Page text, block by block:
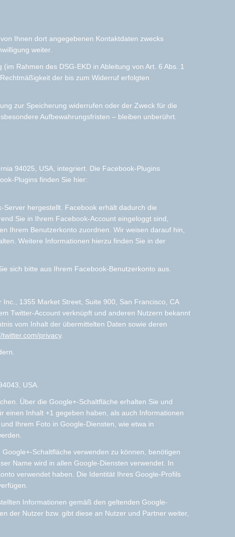
Ihnen dort angegebenen Kontaktdaten zwecks
weiter.
Rahmen des DSG-EKD in Ableitung von Art. 6 Abs. 1
der bis zum Widerruf erfolgten
zur Speicherung widerrufen oder der Zweck für die
Aufbewahrungsfristen – bleiben unberührt.
94025, USA, integriert. Die Facebook-Plugins
Plugins finden Sie hier:
hergestellt. Facebook erhält dadurch die
Sie in Ihrem Facebook-Account eingeloggt sind,
Ihrem Benutzerkonto zuordnen. Wir weisen darauf hin,
Weitere Informationen hierzu finden Sie in der
sich bitte aus Ihrem Facebook-Benutzerkonto aus.
1355 Market Street, Suite 900, San Francisco, CA
Twitter-Account verknüpft und anderen Nutzern bekannt
vom Inhalt der übermittelten Daten sowie deren
twitter.com/privacy.
USA.
Über die Google+-Schaltfläche erhalten Sie und
einen Inhalt +1 gegeben haben, als auch Informationen
Ihrem Foto in Google-Diensten, wie etwa in
Schaltfläche verwenden zu können, benötigen
Name wird in allen Google-Diensten verwendet. In
verwendet haben. Die Identität Ihres Google-Profils
Informationen gemäß den geltenden Google-
der Nutzer bzw. gibt diese an Nutzer und Partner weiter,